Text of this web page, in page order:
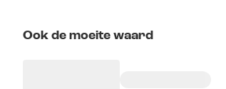
Ook de moeite waard